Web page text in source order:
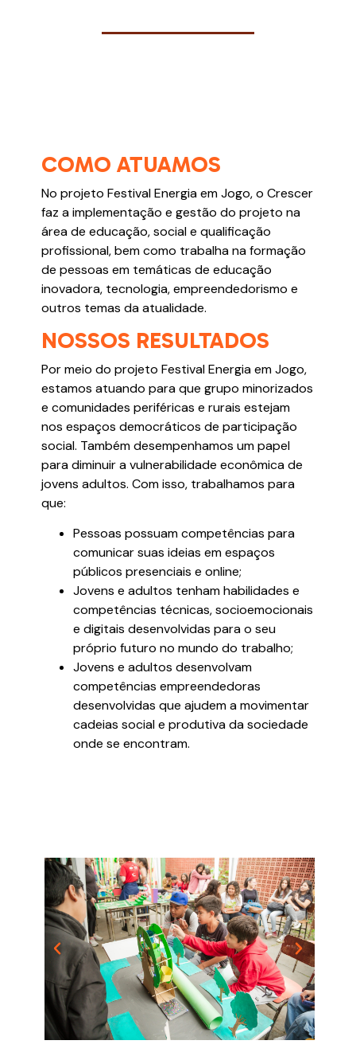
COMO ATUAMOS
No projeto Festival Energia em Jogo, o Crescer
faz a implementação e gestão do projeto na
área de educação, social e qualificação
profissional, bem como trabalha na formação
de pessoas em temáticas de educação
inovadora, tecnologia, empreendedorismo e
outros temas da atualidade.
NOSSOS RESULTADOS
Por meio do projeto Festival Energia em Jogo,
estamos atuando para que grupo minorizados
e comunidades periféricas e rurais estejam
nos espaços democráticos de participação
social. Também desempenhamos um papel
para diminuir a vulnerabilidade econômica de
jovens adultos. Com isso, trabalhamos para
que:
Pessoas possuam competências para
comunicar suas ideias em espaços
públicos presenciais e online;
Jovens e adultos tenham habilidades e
competências técnicas, socioemocionais
e digitais desenvolvidas para o seu
próprio futuro no mundo do trabalho;
Jovens e adultos desenvolvam
competências empreendedoras
desenvolvidas que ajudem a movimentar
cadeias social e produtiva da sociedade
onde se encontram.